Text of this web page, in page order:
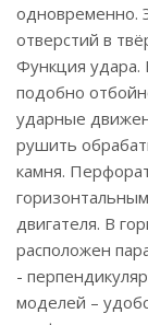
одновременно.
отверстий в
Функция удара.
подобно
ударные
рушить
камня.
двигателя. В
расположен
-
моделей –